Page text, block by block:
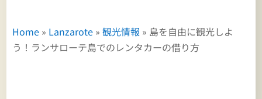
Home » Lanzarote »観光情報 » 島を自由に観光しよ
う！ランサローテ島でのレンタカーの借り方